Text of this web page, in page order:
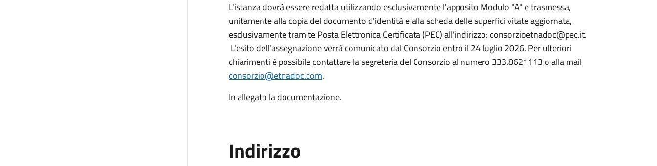
L'istanza dovrà essere redatta utilizzando esclusivamente l'apposito Modulo "A" e trasmessa,
unitamente alla copia del documento d'identità e alla scheda delle superfici vitate aggiornata,
esclusivamente tramite Posta Elettronica Certificata (PEC) all'indirizzo: consorzioetnadoc@pec.it.
L'esito dell'assegnazione verrà comunicato dal Consorzio entro il 24 luglio 2026. Per ulteriori
chiarimenti è possibile contattare la segreteria del Consorzio al numero 333.8621113 o alla mail
consorzio@etnadoc.com.
In allegato la documentazione.
Indirizzo